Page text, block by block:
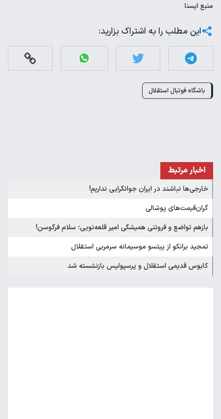
منبع ايسنا
این مطلب را به اشتراک بزارید:
باشگاه فوتبال استقلال
اخبار مرتبط
خارجی‌ها نباشند در ایران جوانگرایی نداریم!
گران‌قیمت‌های پوشالی
بازهم تواضع و فروتنی همیشگی امیر قلعه‌نویی؛ سلام فرگوسن!
تمجید برانکو از پیتسو موسیمانه سرمربی استقلال
کابوس قدیمی استقلال و پرسپولیس بازنشسته شد